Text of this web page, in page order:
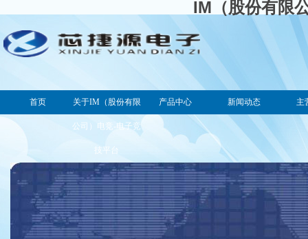
IM（股份有限
首页 关于IM（股份有限
公司）电竞-电子竞
技平台
产品中心 新闻动态 主